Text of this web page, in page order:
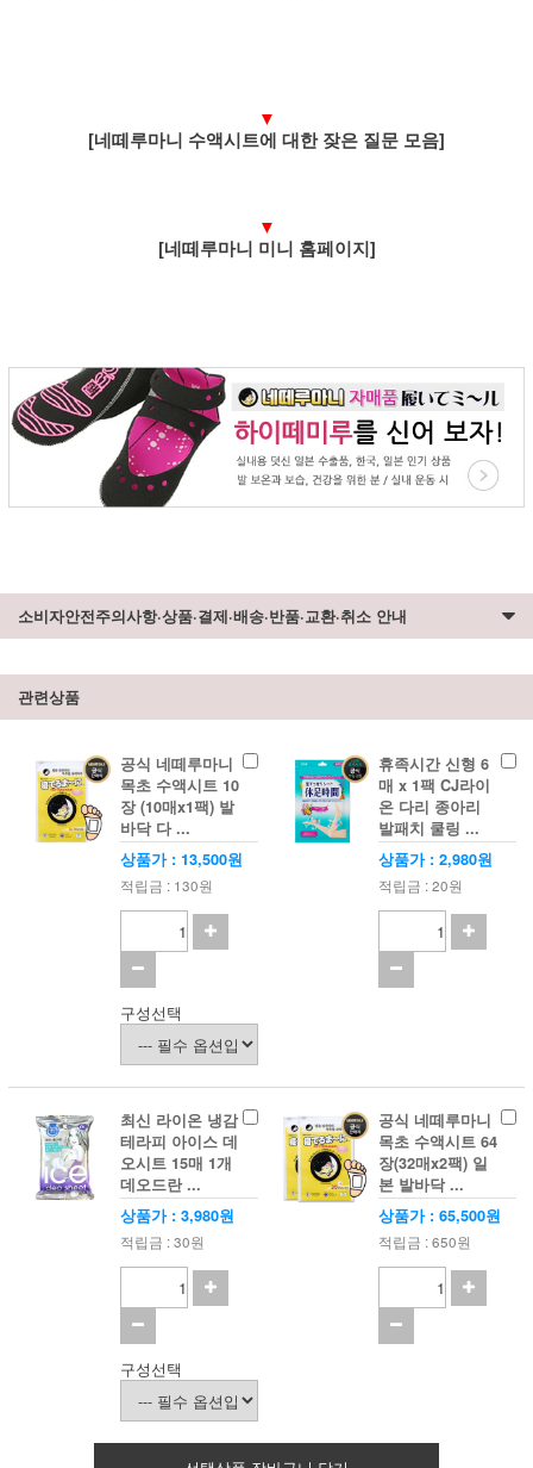
▼
[네떼루마니 수액시트에 대한 잦은 질문 모음]
▼
[네떼루마니 미니 홈페이지]
소비자안전주의사항·상품·결제·배송·반품·교환·취소 안내
관련상품
공식 네떼루마니
목초 수액시트 10
장 (10매x1팩) 발
바닥 다 ...
상품가 : 13,500원
적립금 : 130원
구성선택
휴족시간 신형 6
매 x 1팩 CJ라이
온 다리 종아리
발패치 쿨링 ...
상품가 : 2,980원
적립금 : 20원
최신 라이온 냉감
테라피 아이스 데
오시트 15매 1개
데오드란 ...
상품가 : 3,980원
적립금 : 30원
구성선택
공식 네떼루마니
목초 수액시트 64
장(32매x2팩) 일
본 발바닥 ...
상품가 : 65,500원
적립금 : 650원